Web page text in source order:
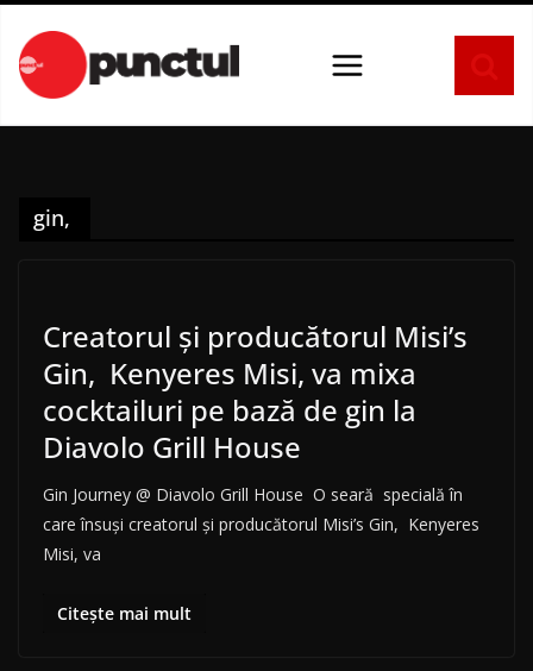
conținut
gin,
Creatorul și producătorul Misi’s
Gin, Kenyeres Misi, va mixa
cocktailuri pe bază de gin la
Diavolo Grill House
Gin Journey @ Diavolo Grill House O seară specială în
care însuși creatorul și producătorul Misi’s Gin, Kenyeres
Misi, va
Citește mai mult